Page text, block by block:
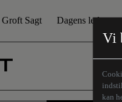
Vi
kan
Groft Sagt Dagens leder